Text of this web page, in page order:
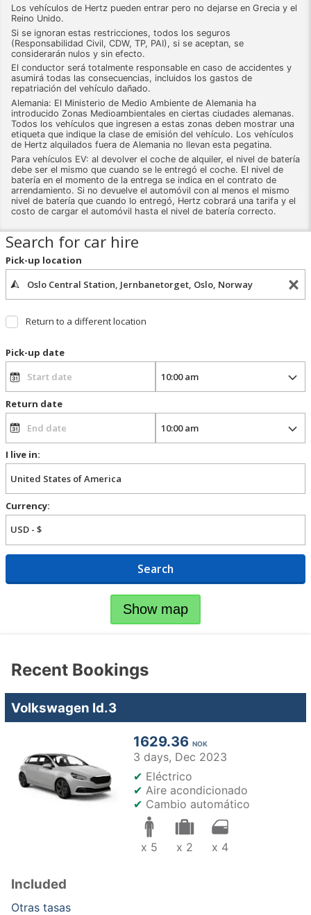
Los vehículos de Hertz pueden entrar pero no dejarse en Grecia y el
Reino Unido.
Si se ignoran estas restricciones, todos los seguros
(Responsabilidad Civil, CDW, TP, PAI), si se aceptan, se
considerarán nulos y sin efecto.
El conductor será totalmente responsable en caso de accidentes y
asumirá todas las consecuencias, incluidos los gastos de
repatriación del vehículo dañado.
Alemania: El Ministerio de Medio Ambiente de Alemania ha
introducido Zonas Medioambientales en ciertas ciudades alemanas.
Todos los vehículos que ingresen a estas zonas deben mostrar una
etiqueta que indique la clase de emisión del vehículo. Los vehículos
de Hertz alquilados fuera de Alemania no llevan esta pegatina.
Para vehículos EV: al devolver el coche de alquiler, el nivel de batería
debe ser el mismo que cuando se le entregó el coche. El nivel de
batería en el momento de la entrega se indica en el contrato de
arrendamiento. Si no devuelve el automóvil con al menos el mismo
nivel de batería que cuando lo entregó, Hertz cobrará una tarifa y el
costo de cargar el automóvil hasta el nivel de batería correcto.
Search for car hire
Pick-up location
Return to a different location
Pick-up date
Return date
I live in:
Currency:
Search
Show map
Recent Bookings
Volkswagen Id.3
1629.36 NOK
3 days, Dec 2023
✔ Eléctrico
✔ Aire acondicionado
✔ Cambio automático
x 5 x 2 x 4
Included
Otras tasas